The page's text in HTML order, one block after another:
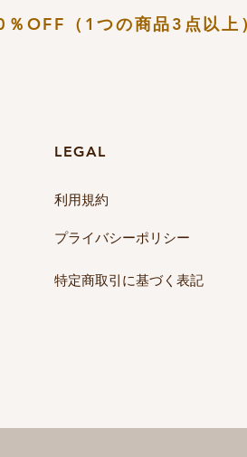
％OFF（​1つの商品3点以上
​LEGAL
​利用規約
​プライバシーポリシー
​特定商取引に基づく表記